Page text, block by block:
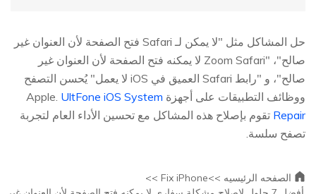
حل المشاكل مثل "لا يمكن لـ Safari فتح الصفحة لأن العنوان غير
صالح"، "Zoom Safari لا يمكنه فتح الصفحة لأن العنوان غير
صالح"، و "رابط Safari العميق في iOS لا يعمل" يُحسن التصفح
ووظائف التطبيقات على أجهزة Apple. UltFone iOS System
Repair تقوم بإصلاح هذه المشاكل مع تحسين الأداء العام لتجربة
تصفح سلسة.
الصفحه الرئيسيه >>Fix iPhone >>